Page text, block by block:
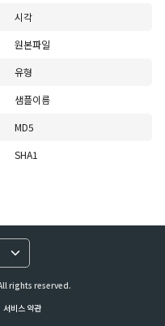
시각
원본파일
유형
샘플이름
MD5
SHA1
rights reserved.
서비스 약관